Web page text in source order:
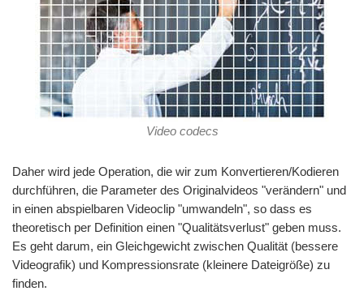
Video codecs
Daher wird jede Operation, die wir zum Konvertieren/Kodieren
durchführen, die Parameter des Originalvideos "verändern" und
in einen abspielbaren Videoclip "umwandeln", so dass es
theoretisch per Definition einen "Qualitätsverlust" geben muss.
Es geht darum, ein Gleichgewicht zwischen Qualität (bessere
Videografik) und Kompressionsrate (kleinere Dateigröße) zu
finden.